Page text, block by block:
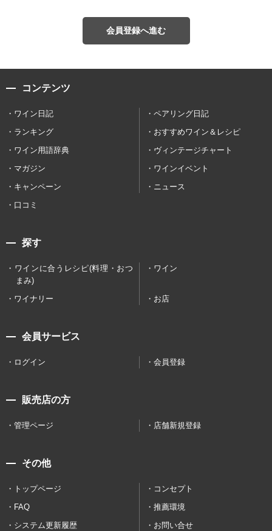
会員登録へ進む
コンテンツ
ワイン日記
ペアリング日記
ランキング
おすすめワイン＆レシピ
ワイン用語辞典
ヴィンテージチャート
マガジン
ワインイベント
キャンペーン
ニュース
口コミ
探す
ワインに合うレシピ(料理・おつ
まみ)
ワイン
ワイナリー お店
会員サービス
ログイン 会員登録
販売店の方
管理ページ 店舗新規登録
その他
トップページ
コンセプト
FAQ
推薦環境
システム更新履歴
お問い合せ